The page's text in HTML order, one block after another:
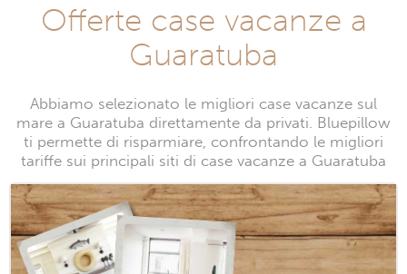
Offerte case vacanze a
Guaratuba
Abbiamo selezionato le migliori case vacanze sul
mare a Guaratuba direttamente da privati. Bluepillow
ti permette di risparmiare, confrontando le migliori
tariffe sui principali siti di case vacanze a Guaratuba